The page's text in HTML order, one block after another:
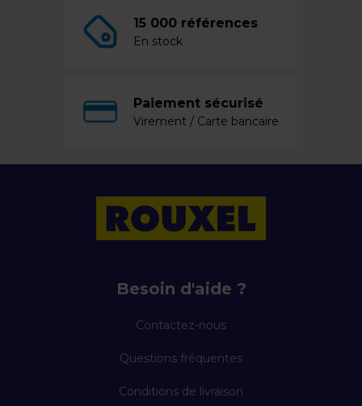
15 000 références
En stock
Paiement sécurisé
Virement / Carte bancaire
Besoin d'aide ?
Contactez-nous
Questions fréquentes
Conditions de livraison